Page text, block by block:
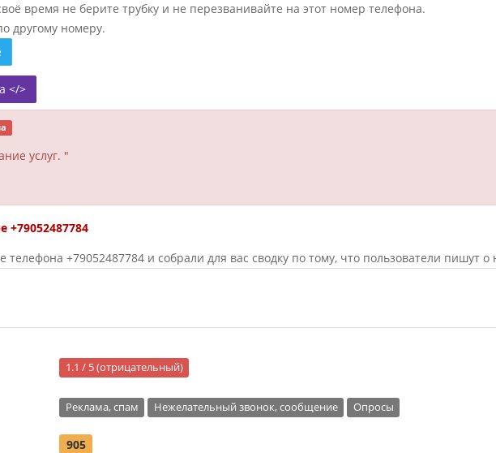
время не берите трубку и не перезванивайте на этот номер телефона.
другому номеру.
</>
услуг. "
+79052487784 и собрали для вас сводку по тому, что пользователи пишут о
1.1 / 5 (отрицательный)
Реклама, спам Нежелательный звонок, сообщение Опросы
905